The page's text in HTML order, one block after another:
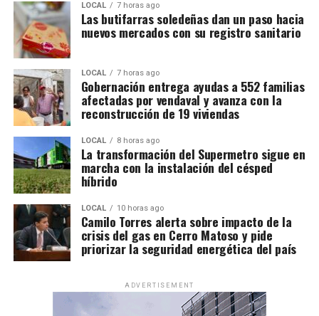
LOCAL 7 horas ago
Las butifarras soledeñas dan un paso hacia
nuevos mercados con su registro sanitario
LOCAL 7 horas ago
Gobernación entrega ayudas a 552 familias
afectadas por vendaval y avanza con la
reconstrucción de 19 viviendas
LOCAL 8 horas ago
La transformación del Supermetro sigue en
marcha con la instalación del césped
híbrido
LOCAL 10 horas ago
Camilo Torres alerta sobre impacto de la
crisis del gas en Cerro Matoso y pide
priorizar la seguridad energética del país
ADVERTISEMENT